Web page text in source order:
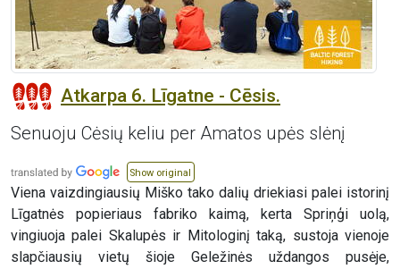
Atkarpa 6. Līgatne - Cēsis.
Senuoju Cėsių keliu per Amatos upės slėnį
Show original
Viena vaizdingiausių Miško tako dalių driekiasi palei istorinį
Līgatnės popieriaus fabriko kaimą, kerta Spriņģi uolą,
vingiuoja palei Skalupės ir Mitologinį taką, sustoja vienoje
slapčiausių vietų šioje Geležinės uždangos pusėje,